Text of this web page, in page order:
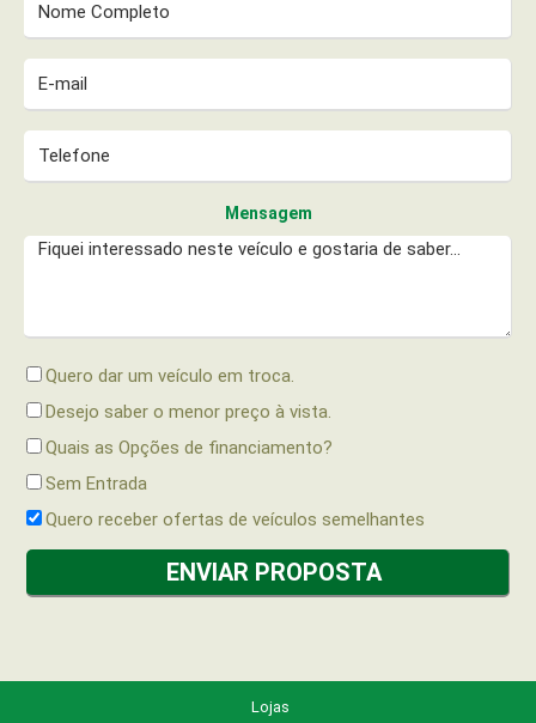
Mensagem
Quero dar um veículo em troca.
Desejo saber o menor preço à vista.
Quais as Opções de financiamento?
Sem Entrada
Quero receber ofertas de veículos semelhantes
Lojas